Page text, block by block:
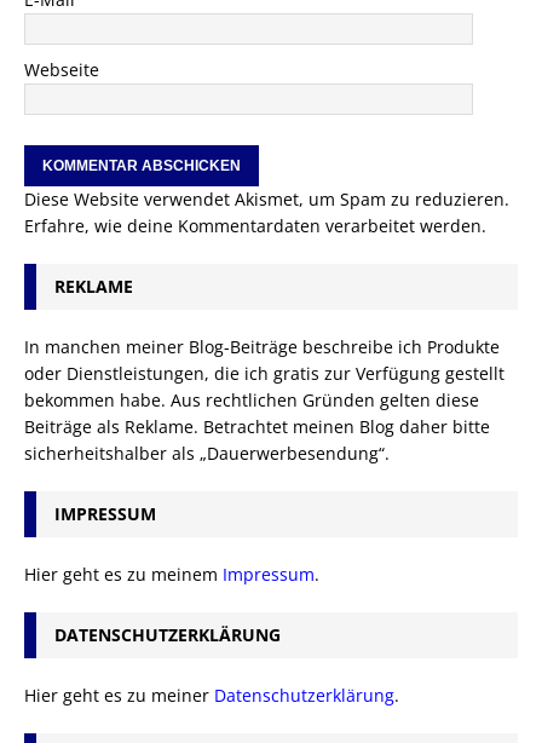
Webseite
Diese Website verwendet Akismet, um Spam zu reduzieren.
Erfahre, wie deine Kommentardaten verarbeitet werden.
REKLAME
In manchen meiner Blog-Beiträge beschreibe ich Produkte
oder Dienstleistungen, die ich gratis zur Verfügung gestellt
bekommen habe. Aus rechtlichen Gründen gelten diese
Beiträge als Reklame. Betrachtet meinen Blog daher bitte
sicherheitshalber als „Dauerwerbesendung“.
IMPRESSUM
Hier geht es zu meinem Impressum.
DATENSCHUTZERKLÄRUNG
Hier geht es zu meiner Datenschutzerklärung.